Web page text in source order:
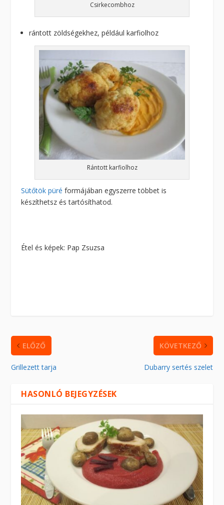
Csirkecombhoz
rántott zöldségekhez, például karfiolhoz
Rántott karfiolhoz
Sütőtök püréformájában egyszerre többet is
készíthetsz és tartósíthatod.
Étel és képek: Pap Zsuzsa
ELŐZŐ
Grillezett tarja
KÖVETKEZŐ
Dubarry sertés szelet
HASONLÓ BEJEGYZÉSEK